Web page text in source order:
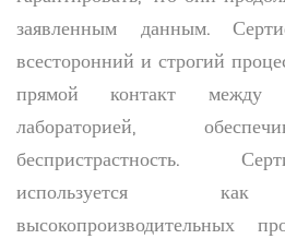
заявленным данным.
всесторонний и строгий
прямой контакт между
лабораторией,
беспристрастность.
используется как
высокопроизводительных